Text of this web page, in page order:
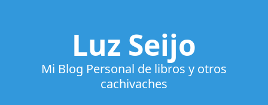
Luz Seijo
Mi Blog Personal de libros y otros
cachivaches